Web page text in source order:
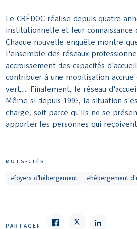
Le CRÉDOC réalise depuis quatre
institutionnelle et leur
Chaque nouvelle enquête montre
l'ensemble des réseaux
accroissement des capacités
contribuer à une mobilisation
vert,.... Finalement, le réseau
Même si depuis 1993, la situation
charge, soit parce qu'ils ne se
apporter les personnes qui
MOTS-CLÉS
#foyers d'hébergement #hébergement
PARTAGER :